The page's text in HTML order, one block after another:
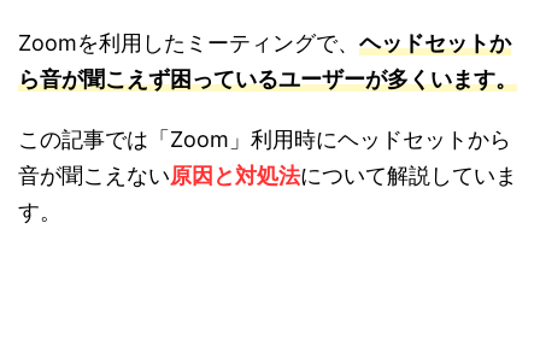
Zoomを利用したミーティングで、 ヘッドセットか
ら音が聞こえず困っているユーザーが多くいます。
この記事では「Zoom」利用時にヘッドセットから
音が聞こえない原因と対処法について解説していま
す。